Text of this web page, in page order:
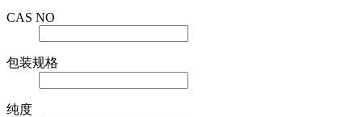
CAS NO
包装规格
纯度